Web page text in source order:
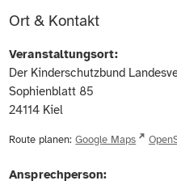
Ort & Kontakt
Veranstaltungsort:
Der Kinderschutzbund
Sophienblatt 85
24114 Kiel
Route planen: Google Maps
Ansprechperson: